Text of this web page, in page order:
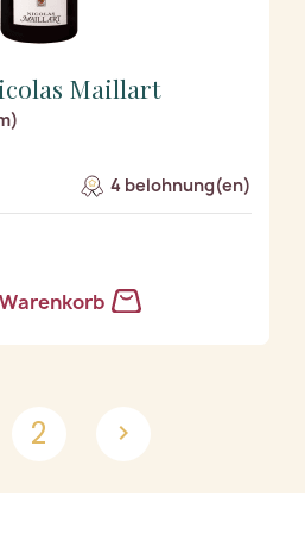
Maillart
4 belohnung(en)
2 